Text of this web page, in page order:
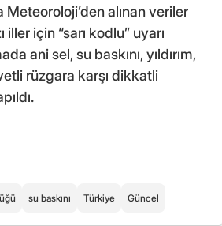
Meteoroloji’den alınan veriler
için “sarı kodlu” uyarı
ani sel, su baskını, yıldırım,
rüzgara karşı dikkatli
su baskını Türkiye Güncel